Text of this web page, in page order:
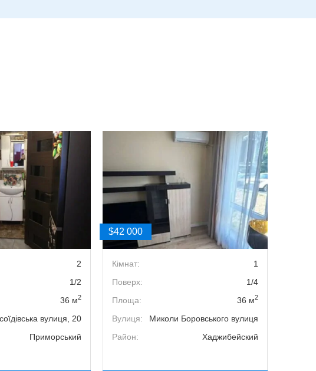
2
1/2
36 м2
вулиця, 20
Приморський
$42 000
Кімнат:
1
Поверх:
1/4
Площа:
36 м2
Вулиця:
Миколи Боровського вулиця
Район:
Хаджибейский